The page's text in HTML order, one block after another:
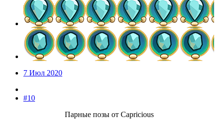
7 Июл 2020
#10
Парные позы от Capricious